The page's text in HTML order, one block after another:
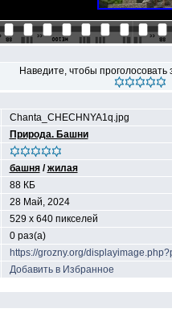
Наведите, чтобы проголосовать
Chanta_CHECHNYA1q.jpg
Природа. Башни
башня/жилая
88 КБ
28 Май, 2024
529 x 640 пикселей
0 раз(а)
https://grozny.org/
Добавить в Избранное